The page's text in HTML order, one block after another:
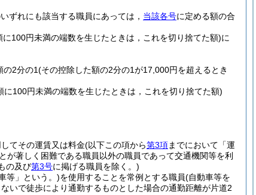
ずれにも該当する職員にあっては， 当該各号に定める額の合
に100円未満の端数を生じたときは，これを切り捨てた額)に
2分の1(その控除した額の2分の1が17,000円を超えるとき
に100円未満の端数を生じたときは，これを切り捨てた額)
てその運賃又は料金(以下この項から第3項までにおいて「運
が著しく困難である職員以外の職員であって交通機関等を利
の及び第3号に掲げる職員を除く。)
等」という。)を使用することを常例とする職員(自動車等を
いで徒歩により通勤するものとした場合の通勤距離が片道2